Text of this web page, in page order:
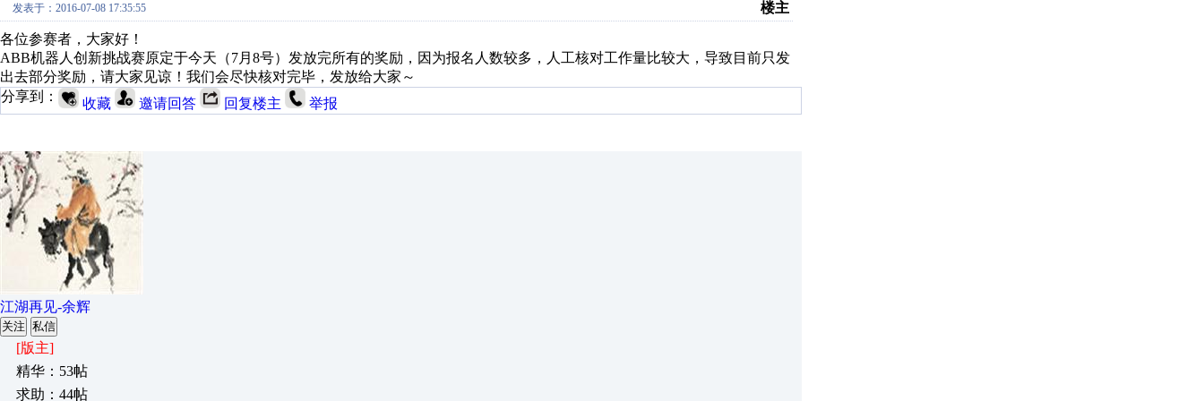
发表于：2016-07-08 17:35:55 楼主
各位参赛者，大家好！
ABB机器人创新挑战赛原定于今天（7月8号）发放完所有的奖励，因为报名人数较多，人工核对工作量比较大，导致目前只发
出去部分奖励，请大家见谅！我们会尽快核对完毕，发放给大家～
分享到：
收藏 邀请回答 回复楼主 举报
江湖再见-余辉
关注 私信
[版主]
精华：53帖
求助：44帖